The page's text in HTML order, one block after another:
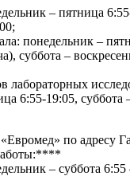
– пятница
понедельник –
суббота –
лабораторных
6:55-19:05, суббота
по адресу
– суббота 6:55